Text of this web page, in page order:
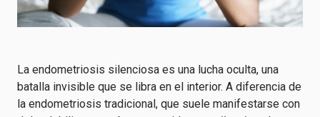
La endometriosis silenciosa es una lucha oculta, una
batalla invisible que se libra en el interior. A diferencia de
la endometriosis tradicional, que suele manifestarse con